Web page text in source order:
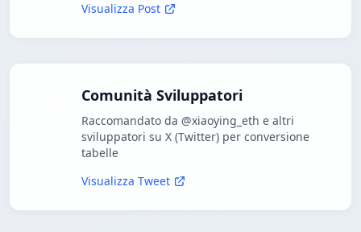
Visualizza Post
Comunità Sviluppatori
Raccomandato da @xiaoying_eth e altri
sviluppatori su X (Twitter) per conversione
tabelle
Visualizza Tweet